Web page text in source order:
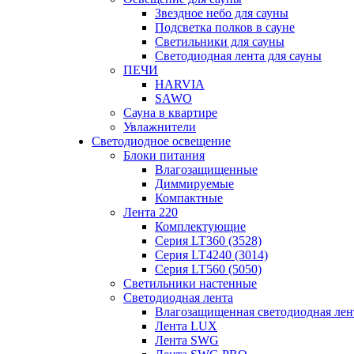
Звездное небо для сауны
Подсветка полков в сауне
Светильники для сауны
Светодиодная лента для сауны
ПЕЧИ
HARVIA
SAWO
Сауна в квартире
Увлажнители
Светодиодное освещение
Блоки питания
Влагозащищенные
Диммируемые
Компактные
Лента 220
Комплектующие
Серия LT360 (3528)
Серия LT4240 (3014)
Серия LT560 (5050)
Светильники настенные
Светодиодная лента
Влагозащищенная светодиодная
Лента LUX
Лента SWG